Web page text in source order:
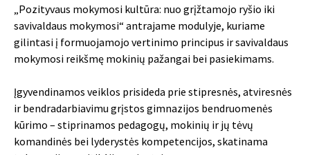
„Pozityvaus mokymosi kultūra: nuo grįžtamojo ryšio iki
savivaldaus mokymosi“ antrajame modulyje, kuriame
gilintasi į formuojamojo vertinimo principus ir savivaldaus
mokymosi reikšmę mokinių pažangai bei pasiekimams.
Įgyvendinamos veiklos prisideda prie stipresnės, atviresnės
ir bendradarbiavimu grįstos gimnazijos bendruomenės
kūrimo – stiprinamos pedagogų, mokinių ir jų tėvų
komandinės bei lyderystės kompetencijos, skatinama